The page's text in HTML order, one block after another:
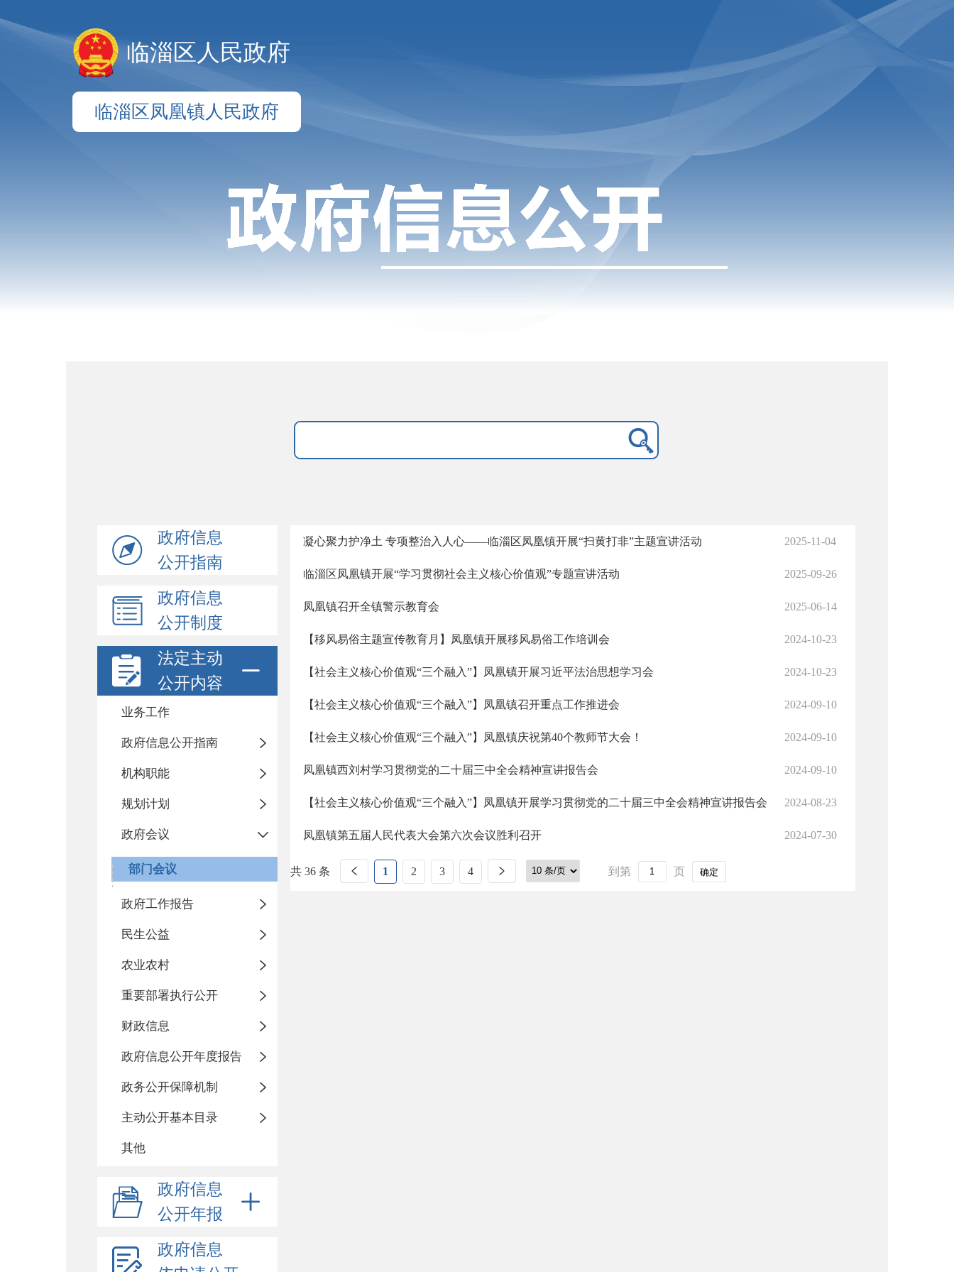
临淄区人民政府
临淄区凤凰镇人民政府
政府信息
公开指南
政府信息
公开制度
法定主动
公开内容
业务工作
政府信息公开指南
机构职能
规划计划
政府会议
部门会议
政府工作报告
民生公益
农业农村
重要部署执行公开
财政信息
政府信息公开年度报告
政务公开保障机制
主动公开基本目录
其他
政府信息
公开年报
政府信息
凝心聚力护净土 专项整治入人心——临淄区凤凰镇开展“扫黄打非”主题宣讲活动 2025-11-04
临淄区凤凰镇开展“学习贯彻社会主义核心价值观”专题宣讲活动 2025-09-26
凤凰镇召开全镇警示教育会 2025-06-14
【移风易俗主题宣传教育月】凤凰镇开展移风易俗工作培训会 2024-10-23
【社会主义核心价值观“三个融入”】凤凰镇开展习近平法治思想学习会 2024-10-23
【社会主义核心价值观“三个融入”】凤凰镇召开重点工作推进会 2024-09-10
【社会主义核心价值观“三个融入”】凤凰镇庆祝第40个教师节大会！ 2024-09-10
凤凰镇西刘村学习贯彻党的二十届三中全会精神宣讲报告会 2024-09-10
【社会主义核心价值观“三个融入”】凤凰镇开展学习贯彻党的二十届三中全会精神宣讲报告会 2024-08-23
凤凰镇第五届人民代表大会第六次会议胜利召开 2024-07-30
共 36 条 1 2 3 4 到第 页 确定